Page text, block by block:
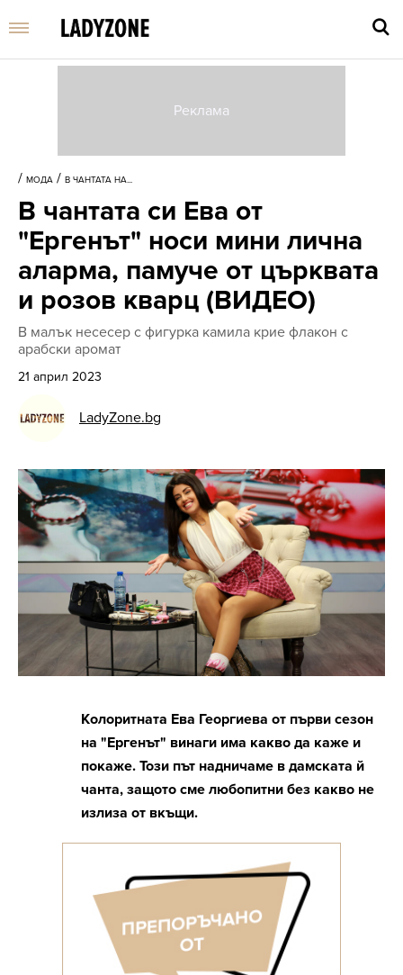
/ МОДА / В ЧАНТАТА НА...
В чантата си Ева от
"Ергенът" носи мини лична
аларма, памуче от църквата
и розов кварц (ВИДЕО)
В малък несесер с фигурка камила крие флакон с
арабски аромат
21 април 2023
LadyZone.bg
Колоритната Ева Георгиева от първи сезон
на "Ергенът" винаги има какво да каже и
покаже. Този път надничаме в дамската й
чанта, защото сме любопитни без какво не
излиза от вкъщи.